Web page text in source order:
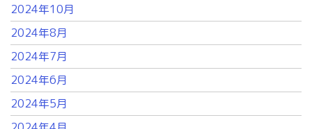
2024年10月
2024年8月
2024年7月
2024年6月
2024年5月